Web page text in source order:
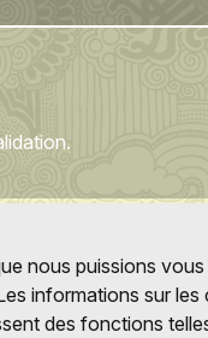
nous puissions
informations sur
des fonctions